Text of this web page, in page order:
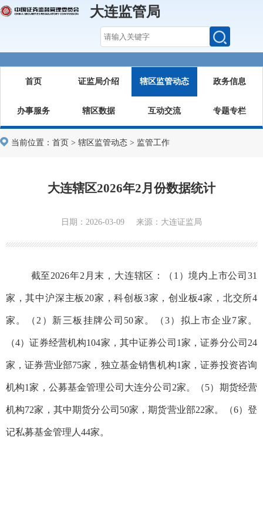
大连监管局
首页 证监局介绍 辖区监管动态 政务信息
办事服务 辖区数据 互动交流 专题专栏
当前位置： 首页 > 辖区监管动态 > 监管工作
大连辖区2026年2月份数据统计
日期：2026-03-09 来源：大连证监局
截至2026年2月末，大连辖区：（1）境内上市公司31
家，其中沪深主板20家，科创板3家，创业板4家，北交所4
家。（2）新三板挂牌公司50家。（3）拟上市企业7家。
（4）证券经营机构104家，其中证券公司1家，证券分公司24
家，证券营业部75家，独立基金销售机构1家，证券投资咨询
机构1家，公募基金管理公司大连分公司2家。（5）期货经营
机构72家，其中期货分公司50家，期货营业部22家。（6）登
记私募基金管理人44家。